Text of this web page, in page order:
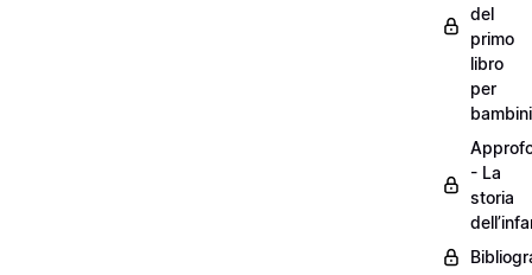
del
primo
libro
per
bambini
- La
storia